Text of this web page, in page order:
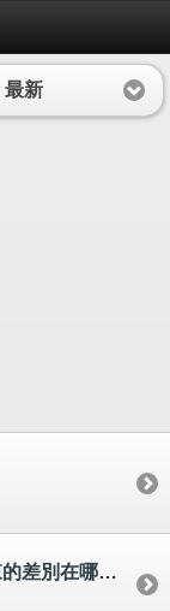
最新
從三樓摔下來跟三十樓摔下來的差別在哪咧 !?